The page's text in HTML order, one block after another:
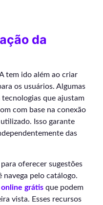
da
tem ido além ao criar
os usuários. Algumas
que ajustam
com base na conexão
Isso garante
das
oferecer sugestões
pelo catálogo.
grátis que podem
vista. Esses recursos